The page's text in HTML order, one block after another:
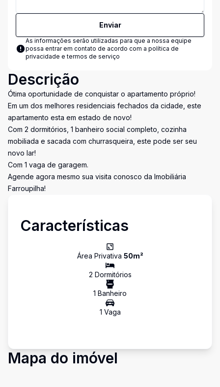
Enviar
As informações serão utilizadas para que a nossa equipe
possa entrar em contato de acordo com a política de
privacidade e termos de serviço
Descrição
Ótima oportunidade de conquistar o apartamento próprio!
Em um dos melhores residenciais fechados da cidade, este
apartamento esta em estado de novo!
Com 2 dormitórios, 1 banheiro social completo, cozinha
mobiliada e sacada com churrasqueira, este pode ser seu
novo lar!
Com 1 vaga de garagem.
Agende agora mesmo sua visita conosco da Imobiliária
Farroupilha!
Características
Área Privativa 50m²
2 Dormitórios
1 Banheiro
1 Vaga
Mapa do imóvel